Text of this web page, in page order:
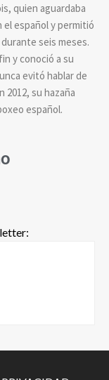
quien aguardaba
español y permitió
seis meses.
y conoció a su
evitó hablar de
su hazaña
español.